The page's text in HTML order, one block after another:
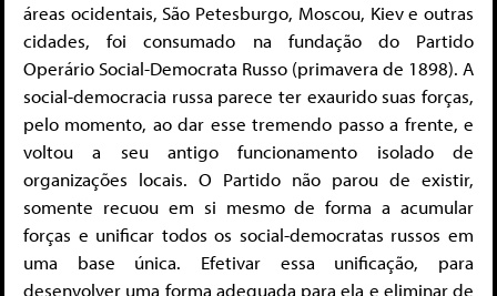
áreas ocidentais, São Petesburgo, Moscou, Kiev e outras
cidades, foi consumado na fundação do Partido
Operário Social-Democrata Russo (primavera de 1898). A
social-democracia russa parece ter exaurido suas forças,
pelo momento, ao dar esse tremendo passo a frente, e
voltou a seu antigo funcionamento isolado de
organizações locais. O Partido não parou de existir,
somente recuou em si mesmo de forma a acumular
forças e unificar todos os social-democratas russos em
uma base única. Efetivar essa unificação, para
desenvolver uma forma adequada para ela e eliminar de